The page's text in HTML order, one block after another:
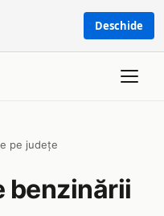
Deschide
pe județe
benzinării